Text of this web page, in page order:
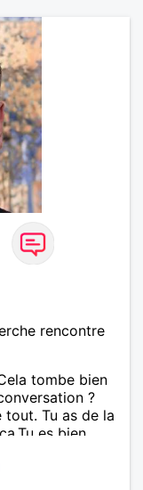
rencontre
tombe bien
?
Tu as de la
es bien
merci.Tu es
femme